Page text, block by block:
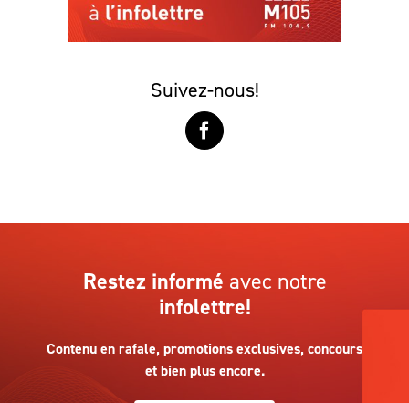
Suivez-nous!
Restez informé avec notre
infolettre!
Contenu en rafale, promotions exclusives, concours
et bien plus encore.